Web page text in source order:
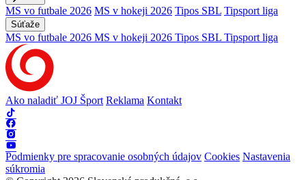
MS vo futbale 2026 MS v hokeji 2026 Tipos SBL Tipsport liga
Súťaže
MS vo futbale 2026 MS v hokeji 2026 Tipos SBL Tipsport liga
Ako naladiť JOJ Šport Reklama Kontakt
Podmienky pre spracovanie osobných údajov Cookies Nastavenia
súkromia